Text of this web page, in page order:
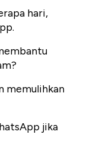
hari,
memulihkan
jika